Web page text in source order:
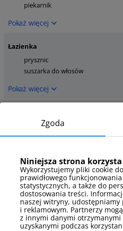
piekarnik
Pokaż więcej
Łazienka
prysznic
suszarka do włosów
Pokaż więcej
łóżko pojedyncze
Łóżka - szczegóły
rozkładana sofa
dwuosobowa
łóżko pojedyncze
Pokaż więcej
Zgoda
Niniejsza strona
Wykorzystujemy pliki cookie
prawidłowego
statystycznych, a także do
dostosowania treści.
naszej witryny,
i reklamowym. Partnerzy
z innymi danymi otrzymanymi
uzyskanymi podczas